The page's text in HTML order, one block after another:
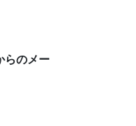
のメー